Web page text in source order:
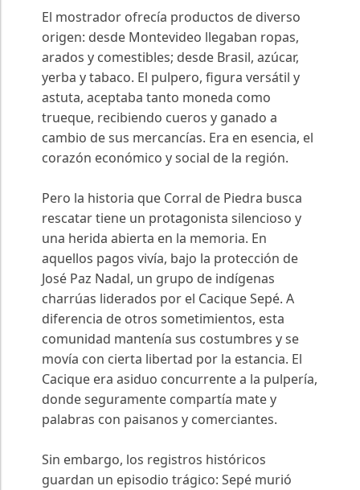
El mostrador ofrecía productos de diverso
origen: desde Montevideo llegaban ropas,
arados y comestibles; desde Brasil, azúcar,
yerba y tabaco. El pulpero, figura versátil y
astuta, aceptaba tanto moneda como
trueque, recibiendo cueros y ganado a
cambio de sus mercancías. Era en esencia, el
corazón económico y social de la región.
Pero la historia que Corral de Piedra busca
rescatar tiene un protagonista silencioso y
una herida abierta en la memoria. En
aquellos pagos vivía, bajo la protección de
José Paz Nadal, un grupo de indígenas
charrúas liderados por el Cacique Sepé. A
diferencia de otros sometimientos, esta
comunidad mantenía sus costumbres y se
movía con cierta libertad por la estancia. El
Cacique era asiduo concurrente a la pulpería,
donde seguramente compartía mate y
palabras con paisanos y comerciantes.
Sin embargo, los registros históricos
guardan un episodio trágico: Sepé murió